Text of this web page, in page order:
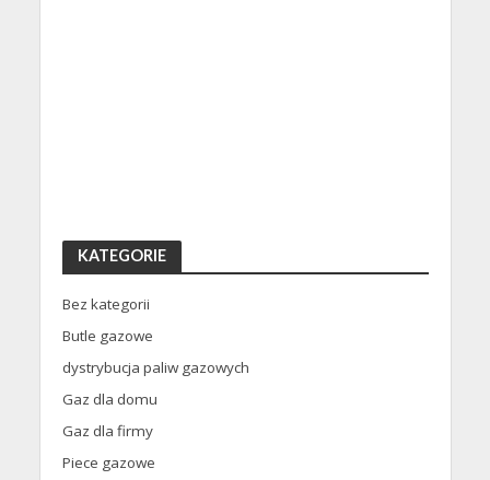
KATEGORIE
Bez kategorii
Butle gazowe
dystrybucja paliw gazowych
Gaz dla domu
Gaz dla firmy
Piece gazowe